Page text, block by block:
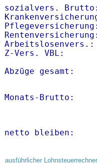
sozialvers.
Z-Vers. VBL:
Abzüge gesamt:
Monats-
netto
ausführlicher